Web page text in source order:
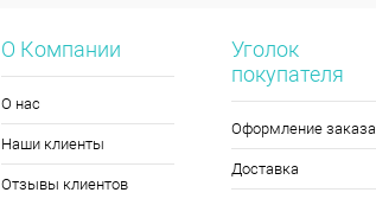
О Компании
О нас
Наши клиенты
Отзывы клиентов
Уголок
покупателя
Оформление заказа
Доставка